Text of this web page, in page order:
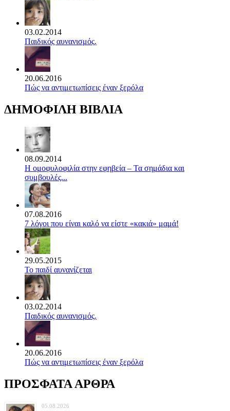
03.02.2014
Παιδικός αυνανισμός.
20.06.2016
Πώς να αντιμετωπίσεις έναν ξερόλα
ΔΗΜΟΦΙΛΗ ΒΙΒΛΙΑ
08.09.2014
Η ομοφυλοφιλία στην εφηβεία – Τα σημάδια και
συμβουλές...
07.08.2016
7 λόγοι που είναι καλό να είστε «κακιά» μαμά!
29.05.2015
Το παιδί αυνανίζεται
03.02.2014
Παιδικός αυνανισμός.
20.06.2016
Πώς να αντιμετωπίσεις έναν ξερόλα
ΠΡΟΣΦΑΤΑ ΑΡΘΡΑ
05.08.2026